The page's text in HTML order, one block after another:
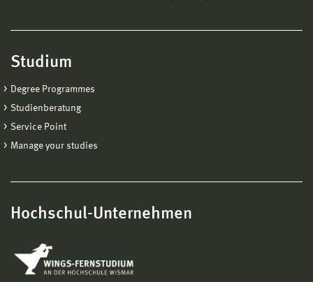
Studium
Degree Programmes
Studienberatung
Service Point
Manage your studies
Hochschul-Unternehmen